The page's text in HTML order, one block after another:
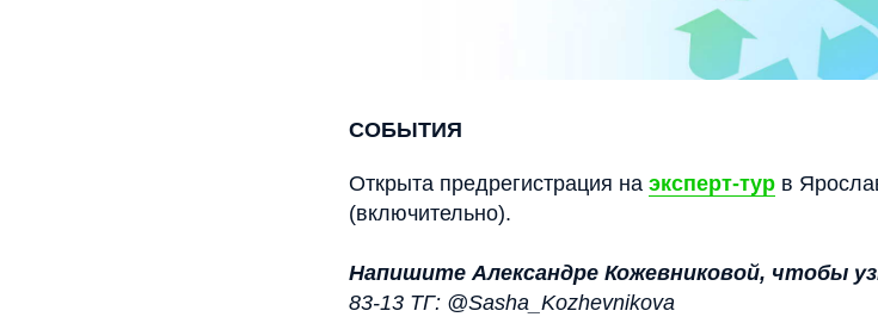
СОБЫТИЯ
Открыта предрегистрация на эксперт-тур в
(включительно).
Напишите Александре Кожевниковой, чтобы
83-13 ТГ: @Sasha_Kozhevnikova